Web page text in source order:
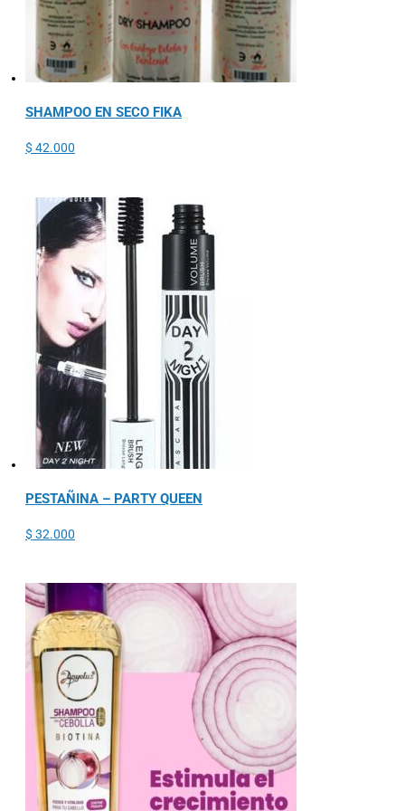
SHAMPOO EN SECO FIKA
$ 42.000
PESTAÑINA – PARTY QUEEN
$ 32.000